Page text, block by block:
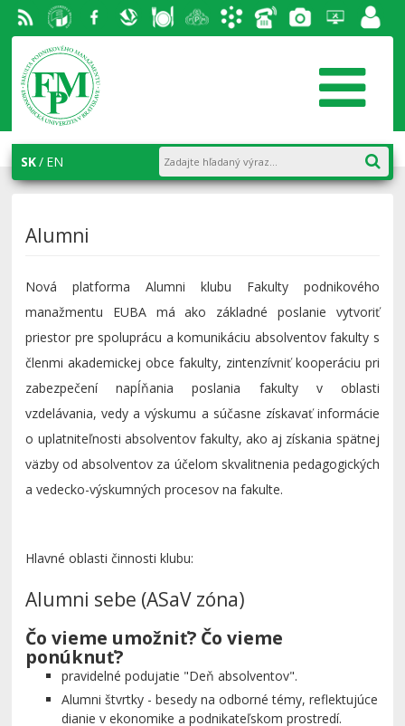
RSS EU v
Bratislave
Facebook
AiS2
portál
SK EN
Alumni
Nová platforma Alumni klubu Fakulty podnikového
manažmentu EUBA má ako základné poslanie vytvoriť
priestor pre spoluprácu a komunikáciu absolventov fakulty s
členmi akademickej obce fakulty, zintenzívniť kooperáciu pri
zabezpečení napĺňania poslania fakulty v oblasti
vzdelávania, vedy a výskumu a súčasne získavať informácie
o uplatniteľnosti absolventov fakulty, ako aj získania spätnej
väzby od absolventov za účelom skvalitnenia pedagogických
a vedecko-výskumných procesov na fakulte.
Hlavné oblasti činnosti klubu:
Alumni sebe (ASaV zóna)
Čo vieme umožniť? Čo vieme
ponúknuť?
pravidelné podujatie "Deň absolventov".
Alumni štvrtky - besedy na odborné témy, reflektujúce
dianie v ekonomike a podnikateľskom prostredí.